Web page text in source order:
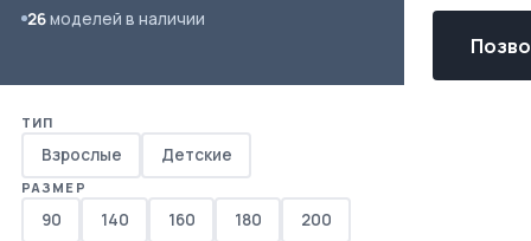
26моделей в наличии
ТИП
Взрослые Детские
РАЗМЕР
90 140 160 180 200